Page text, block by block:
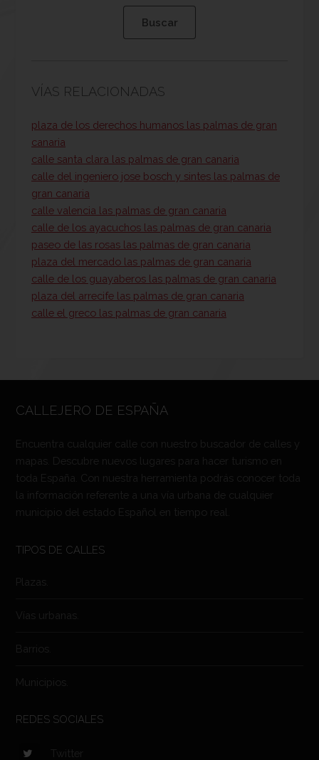
VÍAS RELACIONADAS
plaza de los derechos humanos las palmas de gran
canaria
calle santa clara las palmas de gran canaria
calle del ingeniero jose bosch y sintes las palmas de
gran canaria
calle valencia las palmas de gran canaria
calle de los ayacuchos las palmas de gran canaria
paseo de las rosas las palmas de gran canaria
plaza del mercado las palmas de gran canaria
calle de los guayaberos las palmas de gran canaria
plaza del arrecife las palmas de gran canaria
calle el greco las palmas de gran canaria
CALLEJERO DE ESPAÑA
Encuentra cualquier calle con nuestro buscador de calles y
mapas. Descubre nuevos lugares para hacer turismo en
toda España. Con nuestra herramienta podrás conocer toda
la información referente a una vía urbana de cualquier
municipio del estado Español en tiempo real.
TIPOS DE CALLES
Plazas.
Vías urbanas.
Barrios.
Municipios.
REDES SOCIALES
Twitter